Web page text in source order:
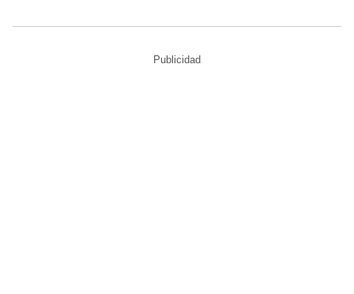
Publicidad